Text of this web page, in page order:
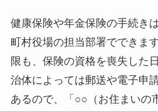
健康保険や年金保険の手続き
町村役場の担当部署でできま
限も、保険の資格を喪失した
治体によっては郵送や電子申
あるので、「○○（お住まい